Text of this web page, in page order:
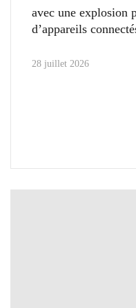
avec une explosion
d’appareils
28 juillet 2026